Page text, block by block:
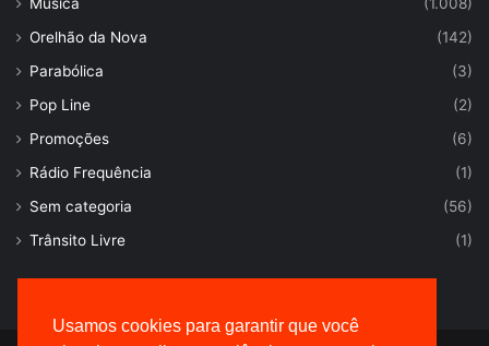
Usamos cookies para garantir que você
Música
(1.008)
Orelhão da Nova
(142)
Parabólica
(3)
Pop Line
(2)
Promoções
(6)
Rádio Frequência
(1)
Sem categoria
(56)
Trânsito Livre
(1)